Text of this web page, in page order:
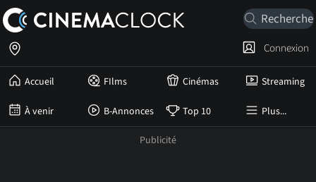
Accueil FIlms Cinémas Streaming
À venir B-Annonces Top 10 Plus...
Connexion